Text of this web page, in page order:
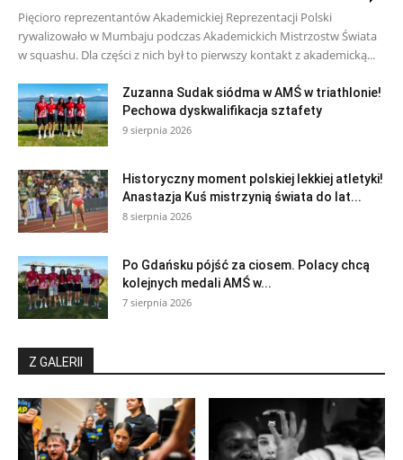
Pięcioro reprezentantów Akademickiej Reprezentacji Polski
rywalizowało w Mumbaju podczas Akademickich Mistrzostw Świata
w squashu. Dla części z nich był to pierwszy kontakt z akademicką...
Zuzanna Sudak siódma w AMŚ w triathlonie!
Pechowa dyskwalifikacja sztafety
9 sierpnia 2026
Historyczny moment polskiej lekkiej atletyki!
Anastazja Kuś mistrzynią świata do lat...
8 sierpnia 2026
Po Gdańsku pójść za ciosem. Polacy chcą
kolejnych medali AMŚ w...
7 sierpnia 2026
Z GALERII